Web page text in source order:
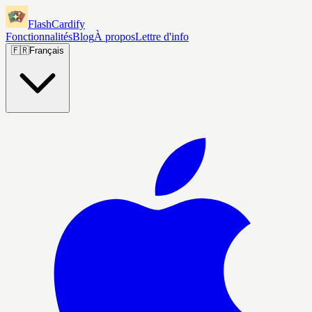
FlashCardify
FonctionnalitésBlogÀ proposLettre d'info
🇫🇷Français